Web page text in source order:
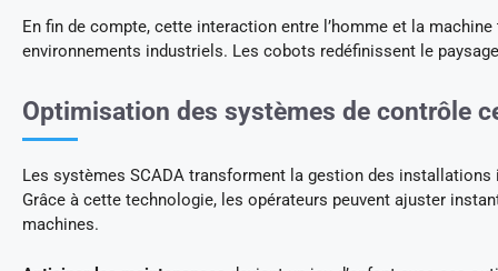
En fin de compte, cette interaction entre l’homme et la
environnements industriels. Les cobots redéfinissent le
Optimisation des systèmes de contrôle
Les systèmes SCADA transforment la gestion des
Grâce à cette technologie, les opérateurs peuvent ajuster
machines.